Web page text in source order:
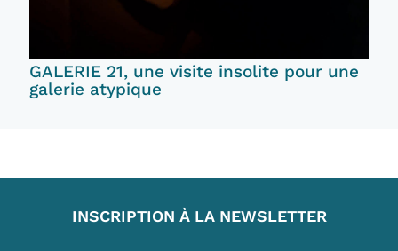
GALERIE 21, une visite insolite pour une
galerie atypique
INSCRIPTION À LA NEWSLETTER